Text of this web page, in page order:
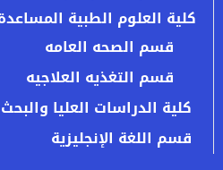
كلية العلوم الطبية
قسم الصحه العامه
قسم التغذيه العلاجيه
كلية الدراسات العليا
قسم اللغة الإنجليزية